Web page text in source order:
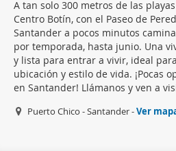
A tan solo 300 metros de las
Centro Botín, con el Paseo de
Santander a pocos minutos
por temporada, hasta junio. Una
y lista para entrar a vivir, ideal
ubicación y estilo de vida. ¡Pocas
en Santander! Llámanos y ven a
Puerto Chico - Santander -Ver